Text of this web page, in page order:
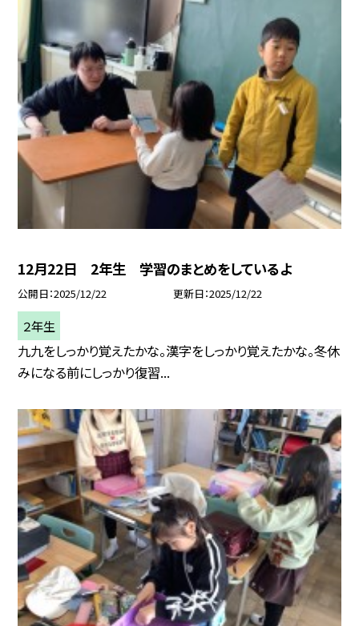
12月22日 2年生 学習のまとめをしているよ
公開日 2025/12/22 更新日 2025/12/22
２年生
九九をしっかり覚えたかな。漢字をしっかり覚えたかな。冬休
みになる前にしっかり復習...